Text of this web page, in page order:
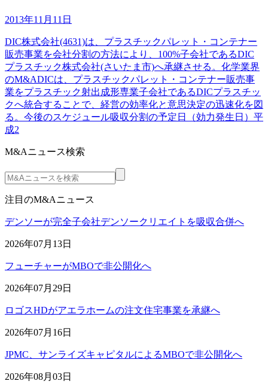
2013年11月11日
DIC株式会社(4631)は、プラスチックパレット・コンテナー
販売事業を会社分割の方法により、100%子会社であるDIC
プラスチック株式会社(さいたま市)へ承継させる。化学業界
のM&ADICは、プラスチックパレット・コンテナー販売事
業をプラスチック射出成形専業子会社であるDICプラスチッ
クへ統合することで、経営の効率化と意思決定の迅速化を図
る。今後のスケジュール吸収分割の予定日（効力発生日）平
成2
M&Aニュース検索
注目のM&Aニュース
デンソーが完全子会社デンソークリエイトを吸収合併へ
2026年07月13日
フューチャーがMBOで非公開化へ
2026年07月29日
ロゴスHDがアエラホームの注文住宅事業を承継へ
2026年07月16日
JPMC、サンライズキャピタルによるMBOで非公開化へ
2026年08月03日